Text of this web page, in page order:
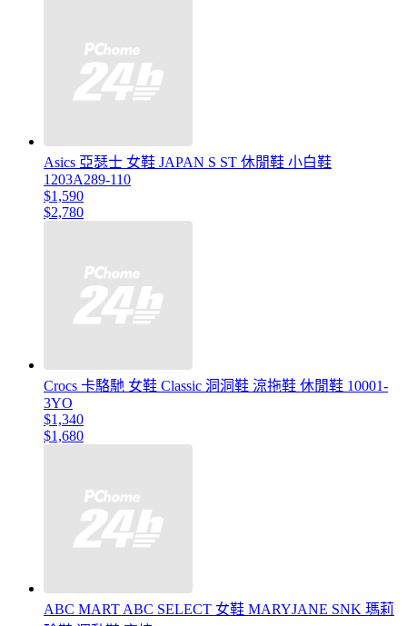
Asics 亞瑟士 女鞋 JAPAN S ST 休閒鞋 小白鞋
1203A289-110
$1,590
$2,780
Crocs 卡駱馳 女鞋 Classic 洞洞鞋 涼拖鞋 休閒鞋 10001-
3YO
$1,340
$1,680
ABC MART ABC SELECT 女鞋 MARYJANE SNK 瑪莉